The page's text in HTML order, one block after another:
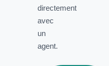
directement
avec
un
agent.